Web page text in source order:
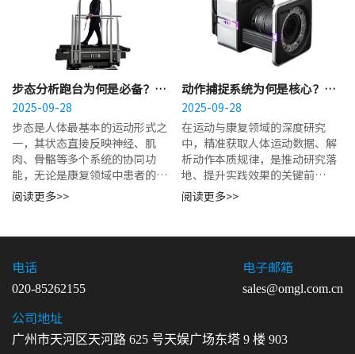
步态分析跑台为何是必备？满
足康复与科研步态分析需求
2025-09-28
步态是人体最基本的运动形式之
一，其状态直接反映神经、肌
肉、骨骼等多个系统的协同功
能，无论是康复领域中患者的功
能恢复，还是科研领域中对人体
运动机制的探索，精准的步态分
阅读更多>>
动作捕捉系统为何是核心？支
撑运动与康复领域深度研究
2025-09-28
​在运动与康复领域的深度研究
中，精准获取人体运动数据、解
析动作本质规律，是推动研究落
地、提升实践效果的关键前
提。...
阅读更多>>
电话
020-85262155
电子邮箱
sales@omgl.com.cn
公司地址
广州市天河区天河路 625 号天娱广场东塔 9 楼 903